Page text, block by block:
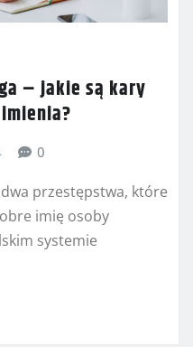
– jakie są kary
0
przestępstwa, które
imię osoby
systemie